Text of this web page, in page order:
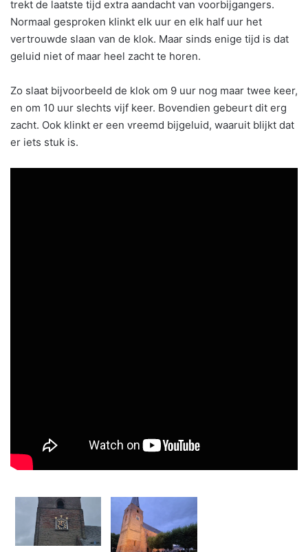
trekt de laatste tijd extra aandacht van voorbijgangers.
Normaal gesproken klinkt elk uur en elk half uur het
vertrouwde slaan van de klok. Maar sinds enige tijd is dat
geluid niet of maar heel zacht te horen.
Zo slaat bijvoorbeeld de klok om 9 uur nog maar twee keer,
en om 10 uur slechts vijf keer. Bovendien gebeurt dit erg
zacht. Ook klinkt er een vreemd bijgeluid, waaruit blijkt dat
er iets stuk is.